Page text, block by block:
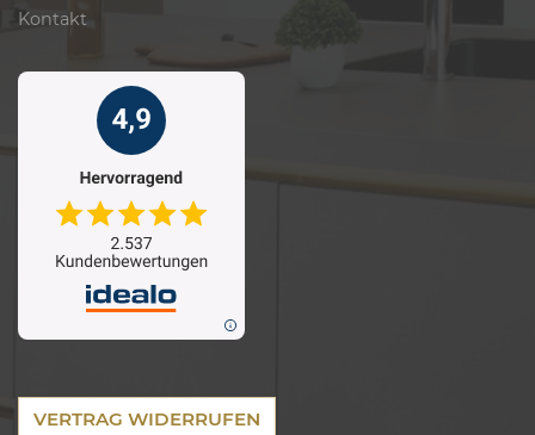
Kontakt
VERTRAG WIDERRUFEN